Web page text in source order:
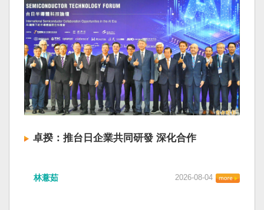
卓揆：推台日企業共同研發 深化合作
林薏茹 2026-08-04